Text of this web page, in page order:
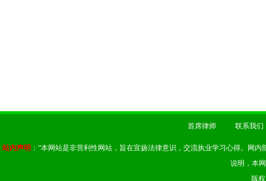
首席律师 联系我们
站内声明 ：“本网站是非营利性网站，旨在宣扬法律意识，交流执业学习心得。网
说明，本
版